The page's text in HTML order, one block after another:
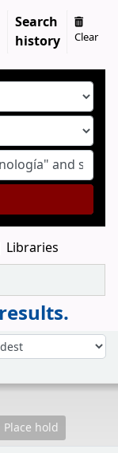
Search
history
Clear
Libraries
Place hold